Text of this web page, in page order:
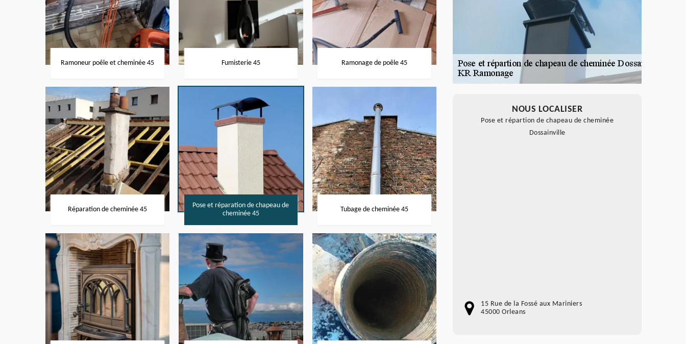
Ramoneur poêle et cheminée 45 Fumisterie 45 Ramonage de poêle 45
Réparation de cheminée 45
Pose et réparation de chapeau de
cheminée 45
Tubage de cheminée 45
NOUS LOCALISER
Pose et répartion de chapeau de cheminée
Dossainville
15 Rue de la Fossé aux Mariniers
45000 Orleans